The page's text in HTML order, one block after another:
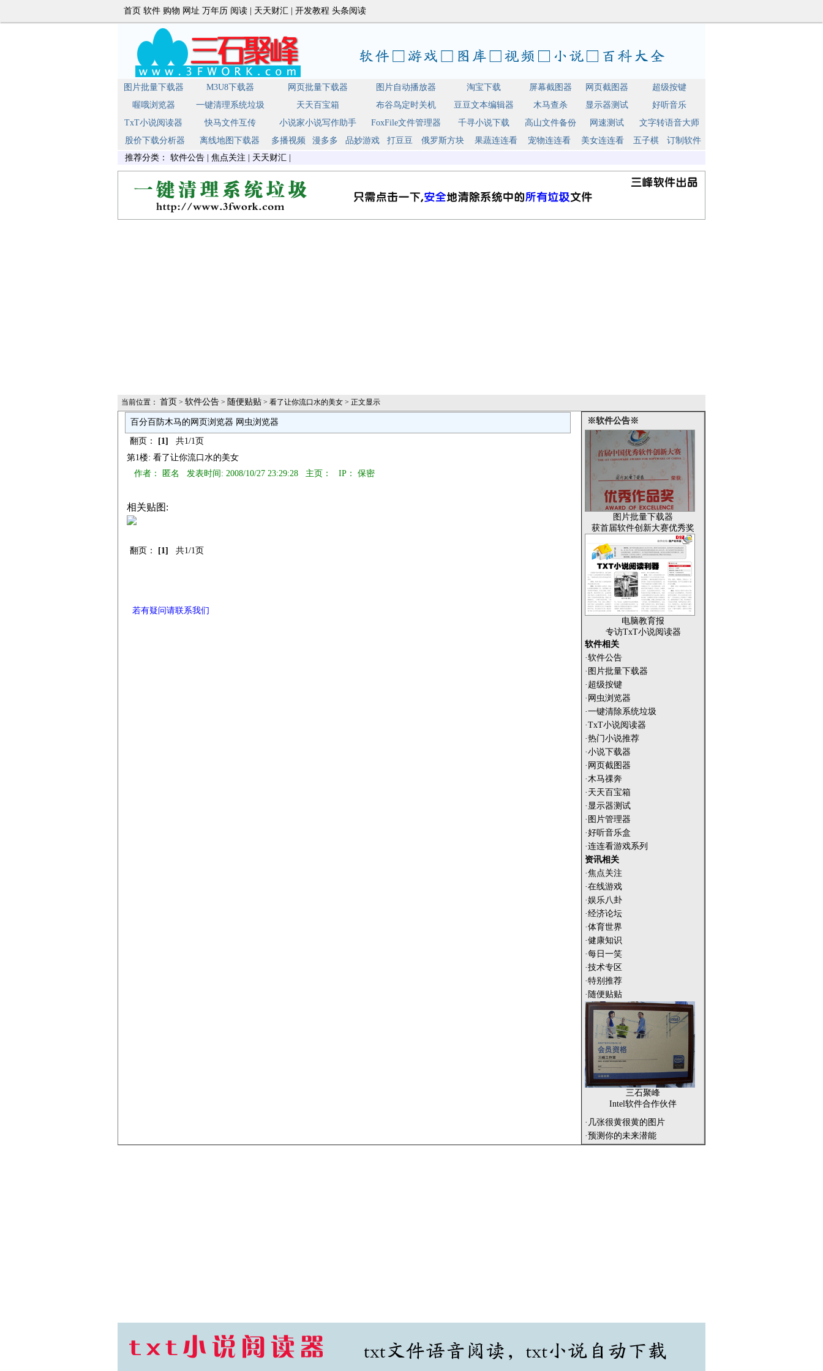
首页 软件 购物 网址 万年历 阅读 天天财汇 开发教程 头条阅读
图片批量下载器 M3U8下载器 网页批量下载器 图片自动播放器 淘宝下载 屏幕截图器 网页截图器
超级按键
喔哦浏览器
一键清理系统垃圾 天天百宝箱 布谷鸟定时关机 豆豆文本编辑器 木马查杀 显示器测试
好听音乐
TxT小说阅读器
快马文件互传 小说家小说写作助手 FoxFile文件管理器 千寻小说下载 高山文件备份 网速测试
文字转语音大师
股价下载分析器
离线地图下载器 多播视频 漫多多 品妙游戏 打豆豆 俄罗斯方块 果蔬连连看 宠物连连看 美女连连看 五子棋
订制软件
推荐分类： 软件公告 焦点关注 天天财汇
当前位置： 首页 > 软件公告 > 随便贴贴 > 看了让你流口水的美女 > 正文显示
百分百防木马的网页浏览器 网虫浏览器
翻页： [1]
共1/1页
第1楼: 看了让你流口水的美女
作者： 匿名 发表时间: 2008/10/27 23:29:28 主页：
IP： 保密
相关贴图:
翻页： [1] 共1/1页
若有疑问请联系我们
※软件公告※
图片批量下载器
获首届软件创新大赛优秀奖
电脑教育报
专访TxT小说阅读器
软件相关
·软件公告
·图片批量下载器
·超级按键
·网虫浏览器
·一键清除系统垃圾
·TxT小说阅读器
·热门小说推荐
·小说下载器
·网页截图器
·木马祼奔
·天天百宝箱
·显示器测试
·图片管理器
·好听音乐盒
·连连看游戏系列
资讯相关
·焦点关注
·在线游戏
·娱乐八卦
·经济论坛
·体育世界
·健康知识
·每日一笑
·技术专区
·特别推荐
·随便贴贴
三石聚峰
Intel软件合作伙伴
· 几张很黄很黄的图片
·预测你的未来潜能